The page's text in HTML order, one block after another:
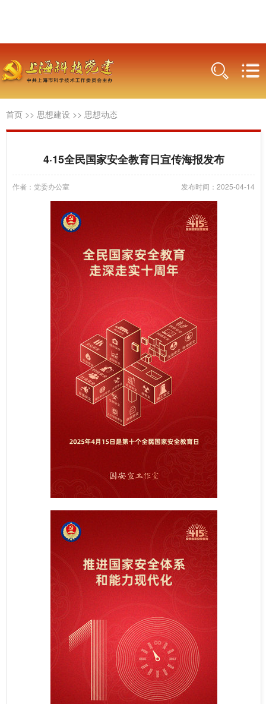
首页 >> 思想建设 >> 思想动态
4·15全民国家安全教育日宣传海报发布
作者：党委办公室 发布时间：2025-04-14